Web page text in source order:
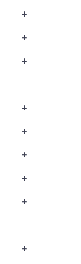
+
+
+
+
+
+
+
+
+